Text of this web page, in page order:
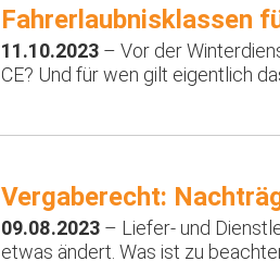
Fahrerlaubnisklassen
11.10.2023 – Vor der
CE? Und für wen gilt eigentlich
Vergaberecht:
09.08.2023 – Liefer- und
etwas ändert. Was ist zu